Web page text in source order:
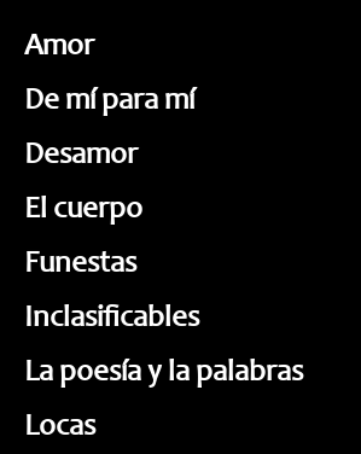
Amor
De mí para mí
Desamor
El cuerpo
Funestas
Inclasificables
La poesía y la palabras
Locas